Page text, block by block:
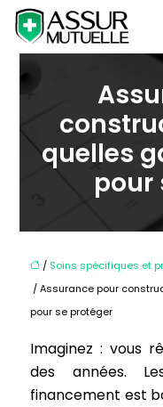
quelles
pour
/ Soins spécifiques et
/ Assurance pour
pour se protéger
Imaginez : vous
des années.
financement est